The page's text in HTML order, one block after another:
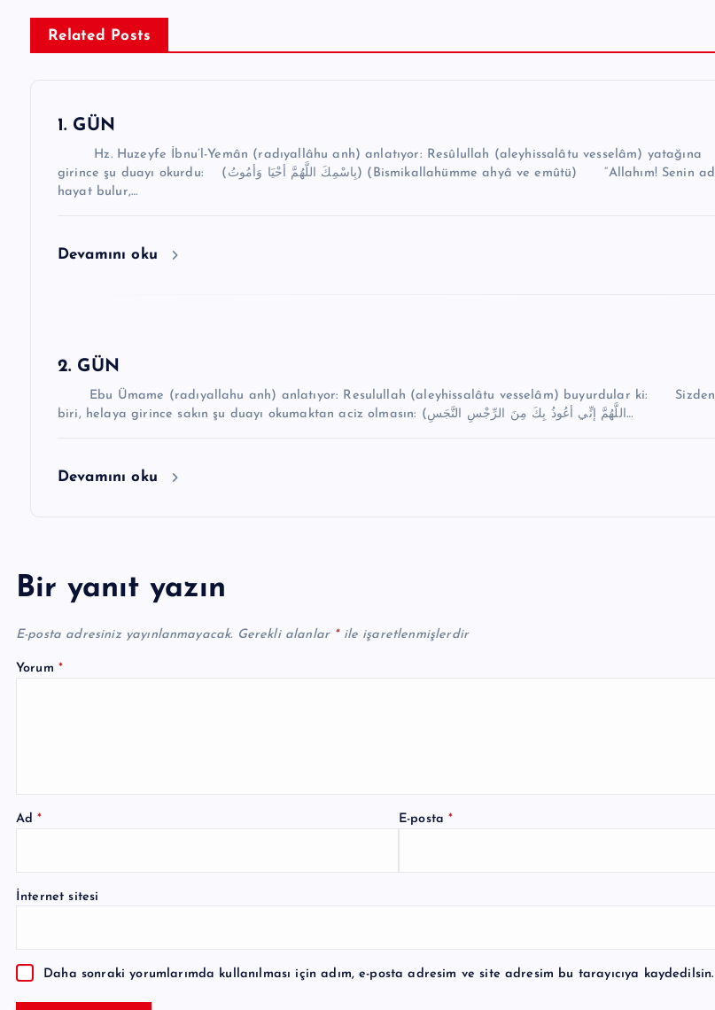
Related Posts
1. GÜN
Hz. Huzeyfe İbnu’l-Yemân (radıyallâhu anh) anlatıyor: Resûlullah (aleyhissalâtu vesselâm) yatağına
girince şu duayı okurdu: (بِاسْمِكَ اللَّهُمَّ أحْيَا وَأمُوتُ) (Bismikallahümme ahyâ ve emûtü) “Allahım! Senin adınla
hayat bulur,…
Devamını oku
2. GÜN
Ebu Ümame (radıyallahu anh) anlatıyor: Resulullah (aleyhissalâtu vesselâm) buyurdular ki: Sizden
biri, helaya girince sakın şu duayı okumaktan aciz olmasın: (اللَّهُمَّ إنِّي أعُوذُ بِكَ مِنَ الرِّجْسِ النَّجَسِ…
Devamını oku
Bir yanıt yazın
E-posta adresiniz yayınlanmayacak. Gerekli alanlar *ile işaretlenmişlerdir
Yorum *
Ad* E-posta*
İnternet sitesi
Daha sonraki yorumlarımda kullanılması için adım, e-posta adresim ve site adresim bu tarayıcıya kaydedilsin.
t
n
a